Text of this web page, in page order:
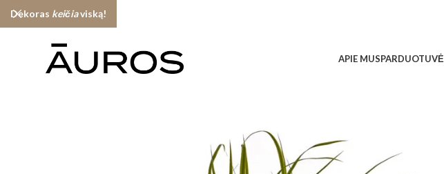
APIE MUSPARDUOTUVĖ
Dekoras keičiaviską!